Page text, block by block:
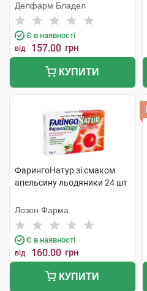
Делфарм Бладел
Є в наявності
від 157.00 грн
КУПИТИ
ФарингоНатур зі смаком
апельсину льодяники 24 шт
Лозен Фарма
Є в наявності
від 160.00 грн
КУПИТИ